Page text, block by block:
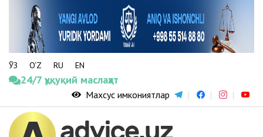
ЎЗ O‘Z RU EN
24/7 ҳуқуқий маслаҳат
Махсус имкониятлар